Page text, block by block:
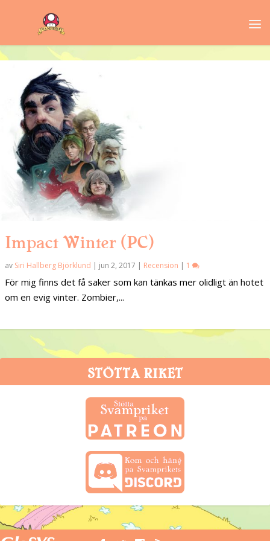
Impact Winter (PC)
av Siri Hallberg Björklund | jun 2, 2017 | Recension | 1
För mig finns det få saker som kan tänkas mer olidligt än hotet
om en evig vinter. Zombier,...
STÖTTA RIKET